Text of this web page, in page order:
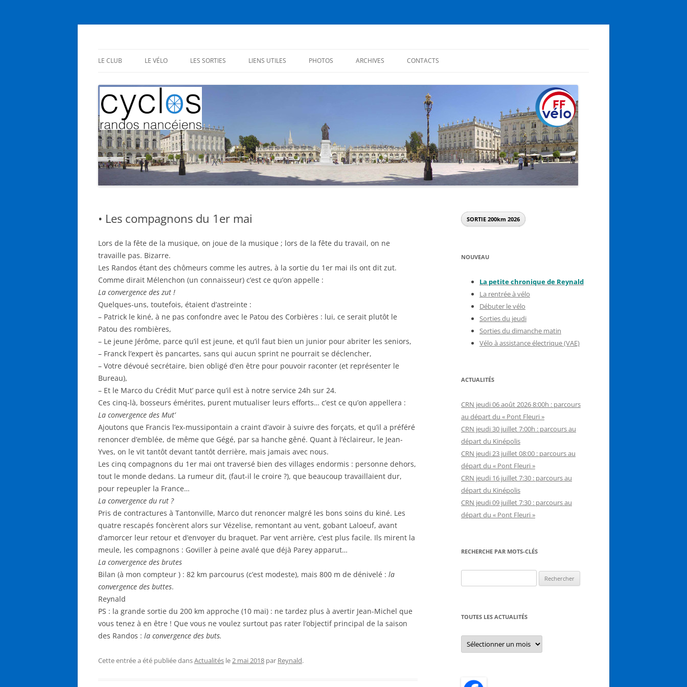
Aller
LE CLUB
STATUTS
INSCRIPTIONS
AG – RÉUNIONS
LE VÉLO
SES BIENFAITS
NOUS L’AIMONS
LES SORTIES LIENS UTILES PHOTOS ARCHIVES
CHRONIQUES 2014
CHRONIQUES 2013
PREMIÈRES CHRONIQUES (2012)
CONTACTS
• Les compagnons du 1er mai
Lors de la fête de la musique, on joue de la musique ; lors de la fête du travail, on ne
travaille pas. Bizarre.
Les Randos étant des chômeurs comme les autres, à la sortie du 1er mai ils ont dit zut.
Comme dirait Mélenchon (un connaisseur) c’est ce qu’on appelle :
La convergence des zut !
Quelques-uns, toutefois, étaient d’astreinte :
– Patrick le kiné, à ne pas confondre avec le Patou des Corbières : lui, ce serait plutôt le
Patou des rombières,
– Le jeune Jérôme, parce qu’il est jeune, et qu’il faut bien un junior pour abriter les seniors,
– Franck l’expert ès pancartes, sans qui aucun sprint ne pourrait se déclencher,
– Votre dévoué secrétaire, bien obligé d’en être pour pouvoir raconter (et représenter le
Bureau),
– Et le Marco du Crédit Mut’ parce qu’il est à notre service 24h sur 24.
Ces cinq-là, bosseurs émérites, purent mutualiser leurs efforts… c’est ce qu’on appellera :
La convergence des Mut’
Ajoutons que Francis l’ex-mussipontain a craint d’avoir à suivre des forçats, et qu’il a préféré
renoncer d’emblée, de même que Gégé, par sa hanche gêné. Quant à l’éclaireur, le Jean-
Yves, on le vit tantôt devant tantôt derrière, mais jamais avec nous.
Les cinq compagnons du 1er mai ont traversé bien des villages endormis : personne dehors,
tout le monde dedans. La rumeur dit, (faut-il le croire ?), que beaucoup travaillaient dur,
pour repeupler la France…
La convergence du rut ?
Pris de contractures à Tantonville, Marco dut renoncer malgré les bons soins du kiné. Les
quatre rescapés foncèrent alors sur Vézelise, remontant au vent, gobant Laloeuf, avant
d’amorcer leur retour et d’envoyer du braquet. Par vent arrière, c’est plus facile. Ils mirent la
meule, les compagnons : Goviller à peine avalé que déjà Parey apparut…
La convergence des brutes
Bilan (à mon compteur ) : 82 km parcourus (c’est modeste), mais 800 m de dénivelé : la
convergence des buttes.
Reynald
PS : la grande sortie du 200 km approche (10 mai) : ne tardez plus à avertir Jean-Michel que
vous tenez à en être ! Que vous ne voulez surtout pas rater l’objectif principal de la saison
des Randos : la convergence des buts.
Cette entrée a été publiée dansActualités le2 mai 2018 par Reynald.
SORTIE 200km 2026
NOUVEAU
La petite chronique de Reynald
La rentrée à vélo
Débuter le vélo
Sorties du jeudi
Sorties du dimanche matin
Vélo à assistance électrique (VAE)
ACTUALITÉS
CRN jeudi 06 août 2026 8:00h : parcours
au départ du « Pont Fleuri »
CRN jeudi 30 juillet 7:00h : parcours au
départ du Kinépolis
CRN jeudi 23 juillet 08:00 : parcours au
départ du « Pont Fleuri »
CRN jeudi 16 juillet 7:30 : parcours au
départ du Kinépolis
CRN jeudi 09 juillet 7:30 : parcours au
départ du « Pont Fleuri »
RECHERCHE PAR MOTS-CLÉS
TOUTES LES ACTUALITÉS
Toutes
les
actualités